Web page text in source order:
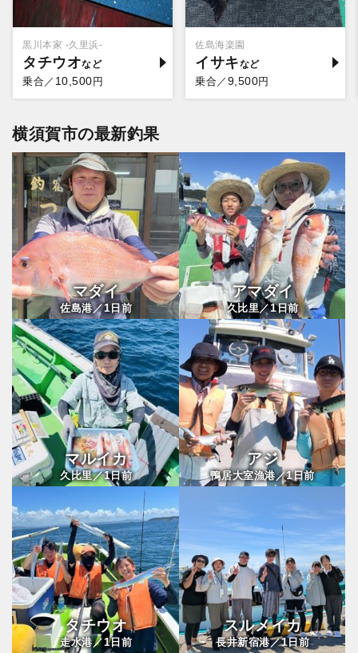
黒川本家 -久里浜-
タチウオ
乗合／ 10,500円
佐島海楽園
イサキ
乗合／ 9,500円
横須賀市の最新釣果
マダイ
佐島港／1日前
アマダイ
久比里／1日前
マルイカ
久比里／1日前
アジ
鴨居大室漁港／1日前
タチウオ
走水港／ 1日前
スルメイカ
長井新宿港／1日前